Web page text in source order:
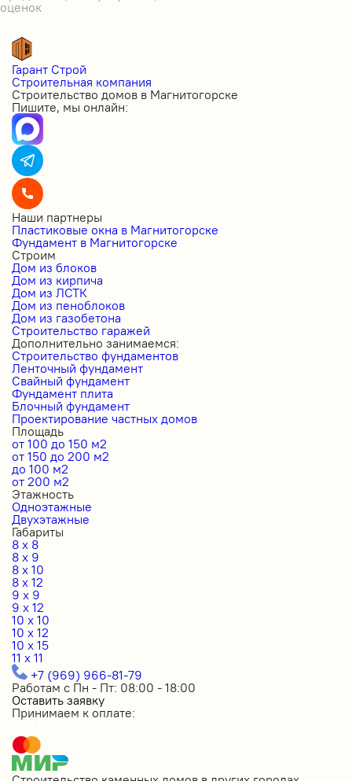
оценок
Гарант Строй
Строительная компания
Строительство домов в Магнитогорске
Пишите, мы онлайн:
Наши партнеры
Пластиковые окна в Магнитогорске
Фундамент в Магнитогорске
Строим
Дом из блоков
Дом из кирпича
Дом из ЛСТК
Дом из пеноблоков
Дом из газобетона
Строительство гаражей
Дополнительно занимаемся:
Строительство фундаментов
Ленточный фундамент
Свайный фундамент
Фундамент плита
Блочный фундамент
Проектирование частных домов
Площадь
от 100 до 150 м2
от 150 до 200 м2
до 100 м2
от 200 м2
Этажность
Одноэтажные
Двухэтажные
Габариты
8 x 8
8 x 9
8 x 10
8 x 12
9 x 9
9 x 12
10 x 10
10 x 12
10 x 15
11 x 11
+7 (969) 966-81-79
Работам с Пн - Пт: 08:00 - 18:00
Оставить заявку
Принимаем к оплате: